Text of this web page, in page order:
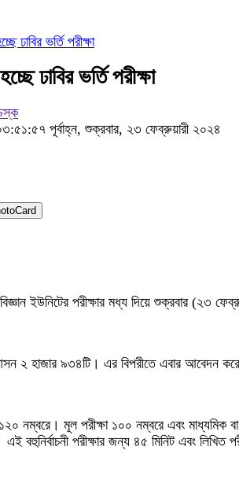
ভর্তি পরীক্ষা
ঢাবির ভর্তি পরীক্ষা
পূর্বাহ্ন, শুক্রবার, ২৩ ফেব্রুয়ারী ২০২৪
ইউনিটের পরীক্ষার মধ্য দিয়ে শুক্রবার (২৩
২ হাজার ৯৩৪টি। এর বিপরীতে এবার আবেদন
১২০ নম্বরে। মূল পরীক্ষা ১০০ নম্বরে এবং
বহুনির্বাচনী পরীক্ষার জন্য ৪৫ মিনিট এবং লিখিত